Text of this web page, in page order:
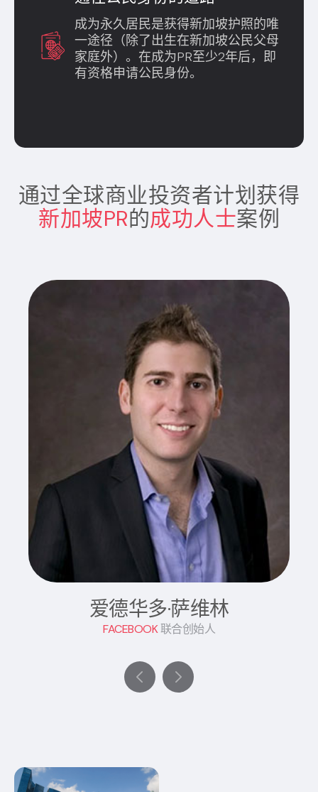
成为永久居民是获得新加坡护照的唯
一途径（除了出生在新加坡公民父母
家庭外）。在成为PR至少2年后，即
有资格申请公民身份。
通过全球商业投资者计划获得
新加坡PR的成功人士案例
爱德华多·萨维林
FACEBOOK联合创始人